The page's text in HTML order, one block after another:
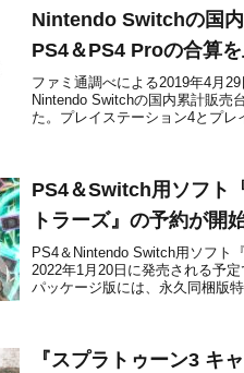
Nintendo Switchの国内
PS4＆PS4 Proの合算
ファミ通調べによる2019年4月
Nintendo Switchの国内累計販売
た。プレイステーション4とプ
PS4＆Switch用ソフト
トラーズ』の予約が開
PS4＆Nintendo Switch用ソフト
2022年1月20日に発売される予
パッケージ版には、永久同梱版
『スプラトゥーン3 キ